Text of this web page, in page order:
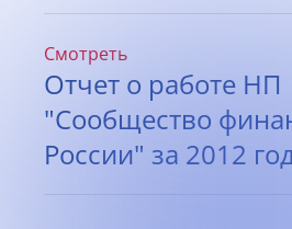
Смотреть
Отчет о работе НП
"Сообщество
России" за 2012